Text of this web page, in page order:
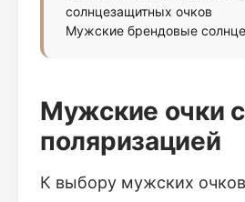
солнцезащитных очков
Мужские брендовые
Мужские очки с
поляризацией
К выбору мужских